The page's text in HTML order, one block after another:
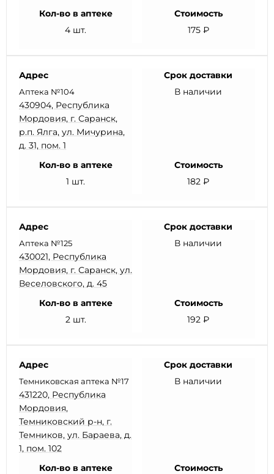
Кол-во в аптеке
4 шт.
Стоимость
175 ₽
Адрес
Аптека №104
430904, Республика
Мордовия, г. Саранск,
р.п. Ялга, ул. Мичурина,
д. 31, пом. 1
Срок доставки
В наличии
Кол-во в аптеке
1 шт.
Стоимость
182 ₽
Адрес
Аптека №125
430021, Республика
Мордовия, г. Саранск, ул.
Веселовского, д. 45
Срок доставки
В наличии
Кол-во в аптеке
2 шт.
Стоимость
192 ₽
Адрес
Темниковская аптека №17
431220, Республика
Мордовия,
Темниковский р-н, г.
Темников, ул. Бараева, д.
1, пом. 102
Срок доставки
В наличии
Кол-во в аптеке
Стоимость